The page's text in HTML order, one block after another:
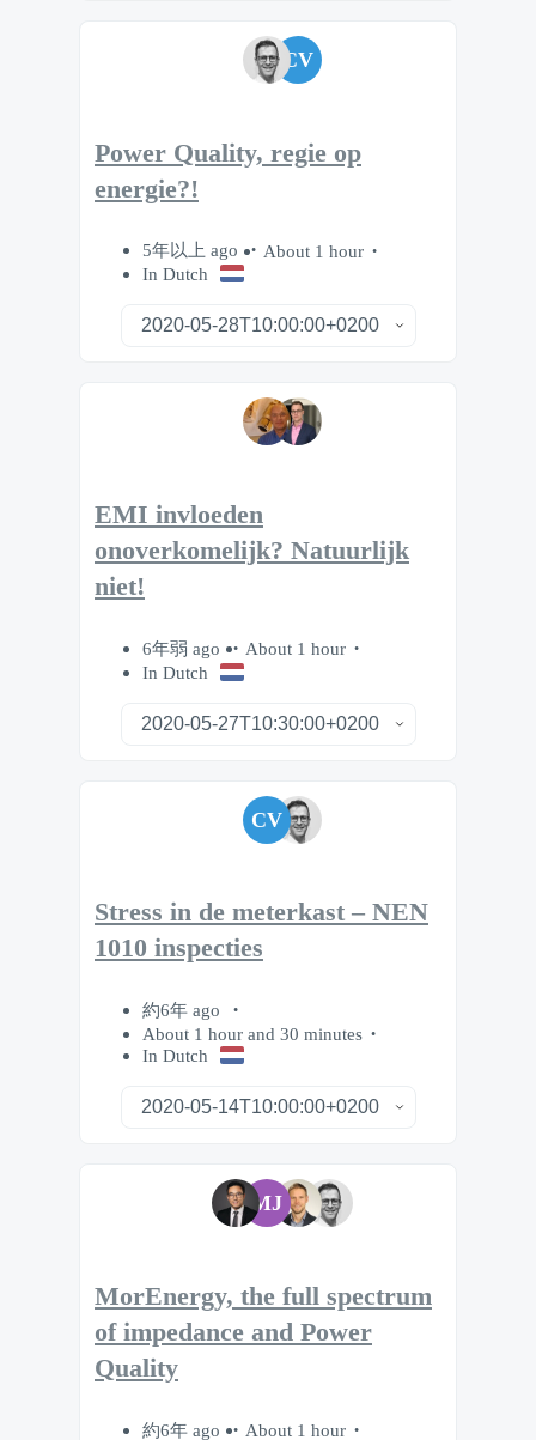
CV
Power Quality, regie op
energie?!
5年以上 ago
About 1 hour
In Dutch
EMI invloeden
onoverkomelijk? Natuurlijk
niet!
6年弱 ago
About 1 hour
In Dutch
CV
Stress in de meterkast – NEN
1010 inspecties
約6年 ago
About 1 hour and 30 minutes
In Dutch
MJ
MorEnergy, the full spectrum
of impedance and Power
Quality
約6年 ago About 1 hour